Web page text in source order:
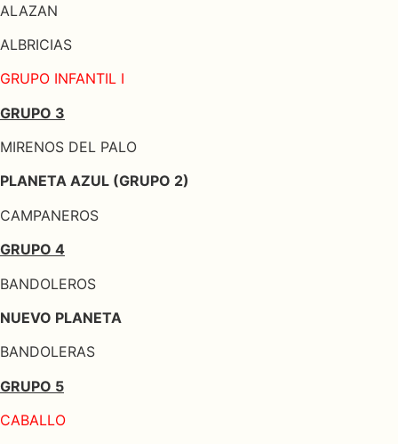
ALAZAN
ALBRICIAS
GRUPO INFANTIL I
GRUPO 3
MIRENOS DEL PALO
PLANETA AZUL (GRUPO 2)
CAMPANEROS
GRUPO 4
BANDOLEROS
NUEVO PLANETA
BANDOLERAS
GRUPO 5
CABALLO